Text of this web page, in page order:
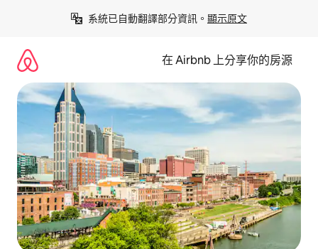
系統已自動翻譯部分資訊。 顯示原文
在 Airbnb 上分享你的房源